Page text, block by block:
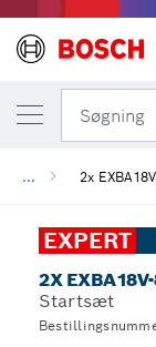
Søgning
... 2x
EXPERT
2X
Startsæt